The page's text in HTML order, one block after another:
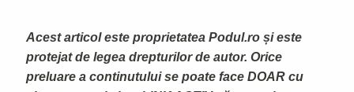
Acest articol este proprietatea Podul.ro și este
protejat de legea drepturilor de autor. Orice
preluare a continutului se poate face DOAR cu